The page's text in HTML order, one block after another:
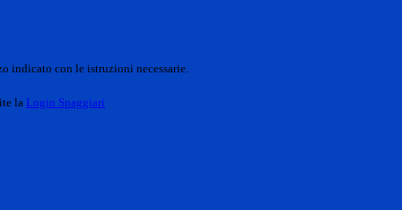
indicato con le istruzioni necessarie.
la Login Spaggiari